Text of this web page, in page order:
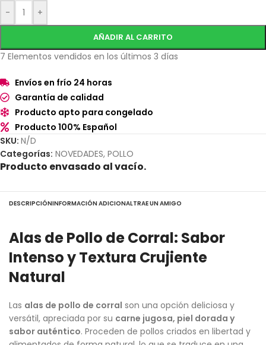
- +
AÑADIR AL CARRITO
7 Elementos vendidos en los últimos 3 días
Envíos en frío 24 horas
Garantía de calidad
Producto apto para congelado
Producto 100% Español
SKU: N/D
Categorías: NOVEDADES, POLLO
Producto envasado al vacío.
DESCRIPCIÓNINFORMACIÓN ADICIONALTRAE UN AMIGO
Alas de Pollo de Corral: Sabor
Intenso y Textura Crujiente
Natural
Las alas de pollo de corral son una opción deliciosa y
versátil, apreciada por su carne jugosa, piel dorada y
sabor auténtico. Proceden de pollos criados en libertad y